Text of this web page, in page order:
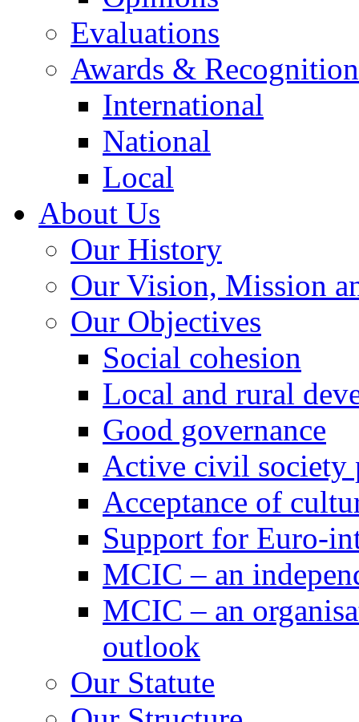
Evaluations
Awards &
International
National
Local
About Us
Our History
Our Vision, Mission
Our Objectives
Social cohesion
Local and rural
Good governance
Active civil society
Acceptance of
Support for Euro-
MCIC – an
MCIC – an
outlook
Our Statute